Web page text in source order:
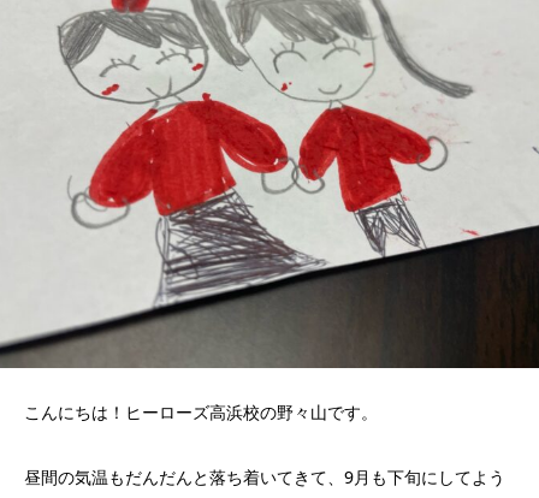
こんにちは！ヒーローズ高浜校の野々山です。
昼間の気温もだんだんと落ち着いてきて、9月も下旬にしてよう